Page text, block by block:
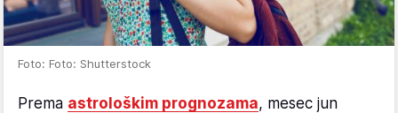
Foto: Foto: Shutterstock
Prema astrološkim prognozama, mesec jun